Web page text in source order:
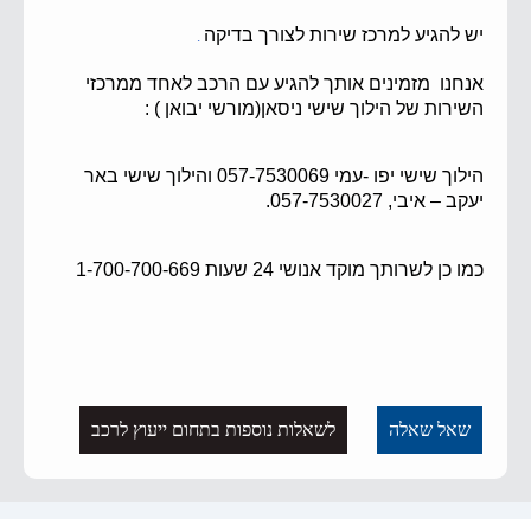
יש להגיע למרכז שירות לצורך בדיקה
אנחנו מזמינים אותך להגיע עם הרכב לאחד ממרכזי
השירות של הילוך שישי ניסאן(מורשי יבואן ) :
הילוך שישי יפו -עמי 057-7530069 והילוך שישי באר
יעקב – איבי, 057-7530027.
כמו כן לשרותך מוקד אנושי 24 שעות 1-700-700-669
לשאלות נוספות בתחום ייעוץ לרכב שאל שאלה